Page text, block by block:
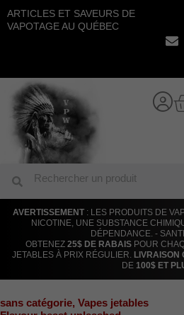
Aller
au
ARTICLES ET SAVEURS DE
VAPOTAGE AU QUÉBEC
Rechercher
AVERTISSEMENT : LES PRODUITS DE
NICOTINE, UNE SUBSTANCE
DÉPENDANCE. -
OBTENEZ 25$ DE RABAISPOUR
JETABLES À PRIX RÉGULIER. LIVRAISON
DE 100$ ET
sans catégorie, Vapes jetables